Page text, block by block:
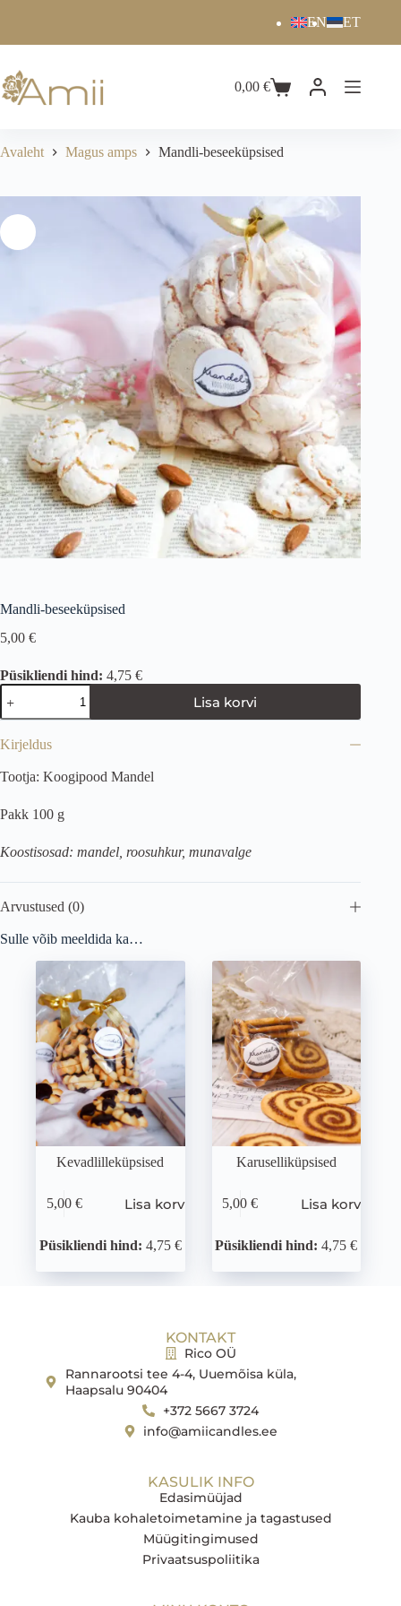
EN ET
0,00€
Avaleht Magus amps Mandli-beseeküpsised
Mandli-beseeküpsised
5,00 €
Püsikliendi hind: 4,75 €
Lisa korvi
Kirjeldus
Tootja: Koogipood Mandel
Pakk 100 g
Koostisosad: mandel, roosuhkur, munavalge
Arvustused (0)
Sulle võib meeldida ka…
Kevadlilleküpsised
5,00 € Lisa korvi
Püsikliendi hind: 4,75 €
Karuselliküpsised
5,00€ Lisa korvi
Püsikliendi hind: 4,75 €
KONTAKT
Rico OÜ
Rannarootsi tee 4-4, Uuemõisa küla,
Haapsalu 90404
+372 5667 3724
info@amiicandles.ee
KASULIK INFO
Edasimüüjad
Kauba kohaletoimetamine ja tagastused
Müügitingimused
Privaatsuspoliitika